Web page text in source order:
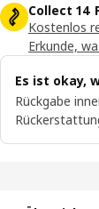
Collect 14
Kostenlos
Erkunde,
Es ist okay,
Rückgabe